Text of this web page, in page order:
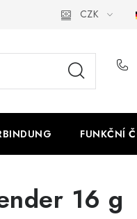
Daten CZK
FUNKČNÍ
16 g